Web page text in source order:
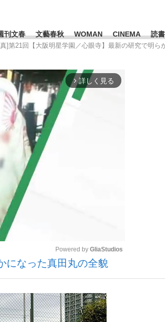
... 「敗因分析は一切聞かれなかっ
観る将棋、読む将
刊文春 文藝春秋 WOMAN CINEMA 読書
後藤真希 #森岡毅
]第21回【大阪明星学園／心眼寺】最新の研究で明ら
arrow_forward_ios 詳しく見る
Mute
Powered by GliaStudios
になった真田丸の全貌